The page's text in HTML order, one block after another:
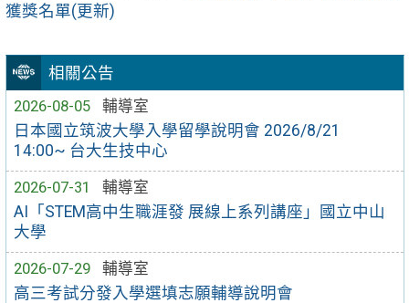
相關公告
2026-08-05
輔導室
日本國立筑波大學入學留學說明會 2026/8/21
14:00~ 台大生技中心
2026-07-31
輔導室
AI「STEM高中生職涯發 展線上系列講座」國立中山
大學
2026-07-29
輔導室
高三考試分發入學選填志願輔導說明會
獲獎名單(更新)